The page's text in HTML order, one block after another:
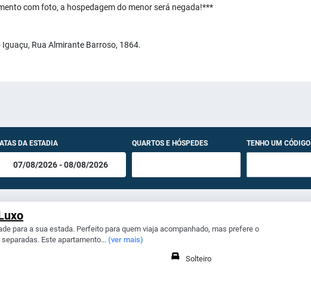
com foto, a hospedagem do menor será negada!***
Rua Almirante Barroso, 1864.
DA ESTADIA QUARTOS E HÓSPEDES TENHO UM CÓDIGO
para a sua estada. Perfeito para quem viaja acompanhado, mas prefere o
Este apartamento... (ver mais)
Solteiro